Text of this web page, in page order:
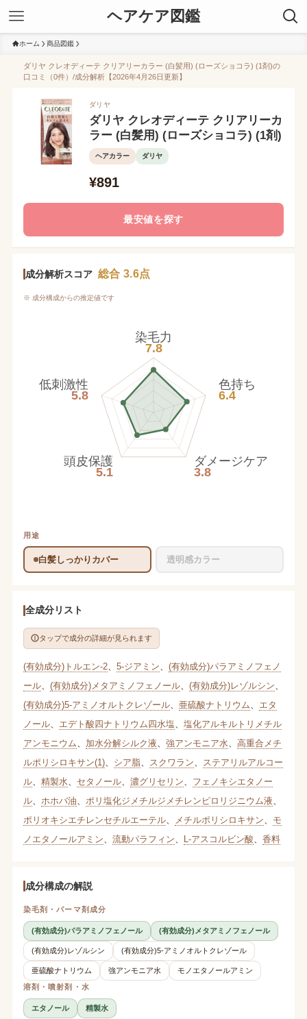
ヘアケア図鑑
ホーム 商品図鑑
ダリヤ クレオディーテ クリアリーカラー (白髪用) (ローズショコラ) (1剤)の
口コミ（0件）/成分解析【2026年4月26日更新】
ダリヤ
ダリヤ クレオディーテ クリアリーカ
ラー (白髪用) (ローズショコラ) (1剤)
ヘアカラー ダリヤ
¥891
最安値を探す
成分解析スコア 総合 3.6点
※ 成分構成からの推定値です
染毛力
7.8
色持ち
6.4
ダメージケア
3.8
頭皮保護
5.1
低刺激性
5.8
用途
白髪しっかりカバー 透明感カラー
全成分リスト
タップで成分の詳細が見られます
(有効成分)トルエン-2、 5-ジアミン
(有効成分)パラアミノフェノ
ール、 (有効成分)メタアミノフェノール、 (有効成分)レゾルシン
(有効成分)5-アミノオルトクレゾール、 亜硫酸ナトリウム
エタ
ノール、 エデト酸四ナトリウム四水塩
塩化アルキルトリメチル
アンモニウム
加水分解シルク液 強アンモニア水
高重合メチ
ルポリシロキサン(1)、 シア脂、 スクワラン
ステアリルアルコー
ル、 精製水 セタノール、 濃グリセリン
フェノキシエタノー
ル、 ホホバ油 ポリ塩化ジメチルジメチレンピロリジニウム液
ポリオキシエチレンセチルエーテル、 メチルポリシロキサン
モ
ノエタノールアミン
流動パラフィン L-アスコルビン酸 香料
成分構成の解説
染毛剤・パーマ剤成分
(有効成分)パラアミノフェノール (有効成分)メタアミノフェノール
(有効成分)レゾルシン (有効成分)5-アミノオルトクレゾール
亜硫酸ナトリウム 強アンモニア水
モノエタノールアミン
溶剤・噴射剤・水
エタノール
精製水